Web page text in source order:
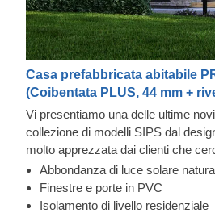
Casa prefabbricata abitabile
(Coibentata PLUS, 44 mm +
Vi presentiamo una delle ultime
collezione di modelli SIPS dal
molto apprezzata dai clienti che
moderna e funzionale per il proprio
caratteristiche di questa bella e
coibentata di 41,5 m², che offre
Rivestimento esterno in Cedral
Questa casa prefabbricata in legno
Abbondanza di luce solare
Finestre e porte in PVC
Isolamento di livello residenziale